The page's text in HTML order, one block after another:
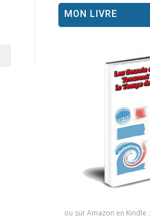
MON LIVRE
ou sur Amazon en Kindle :